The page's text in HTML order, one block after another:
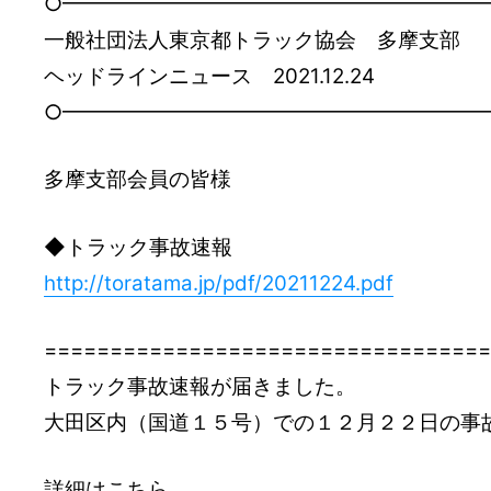
一般社団法人東京都トラック協会 多摩支部
ヘッドラインニュース 2021.12.24
多摩支部会員の皆様
◆トラック事故速報
http://toratama.jp/pdf/20211224.pdf
トラック事故速報が届きました。
大田区内（国道１５号）での１２月２２日の事